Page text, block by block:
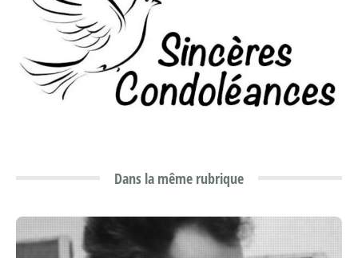
Dans la même rubrique